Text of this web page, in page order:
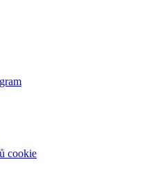
cookie